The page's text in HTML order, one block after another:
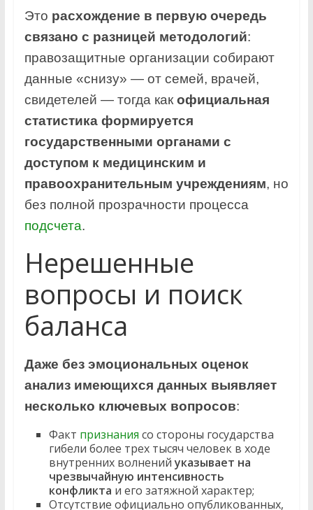
Это расхождение в первую очередь
связано с разницей методологий:
правозащитные организации собирают
данные «снизу» — от семей, врачей,
свидетелей — тогда как официальная
статистика формируется
государственными органами с
доступом к медицинским и
правоохранительным учреждениям, но
без полной прозрачности процесса
подсчета.
Нерешенные
вопросы и поиск
баланса
Даже без эмоциональных оценок
анализ имеющихся данных выявляет
несколько ключевых вопросов:
Факт признания со стороны государства
гибели более трех тысяч человек в ходе
внутренних волненийуказывает на
чрезвычайную интенсивность
конфликта и его затяжной характер;
Отсутствие официально опубликованных,